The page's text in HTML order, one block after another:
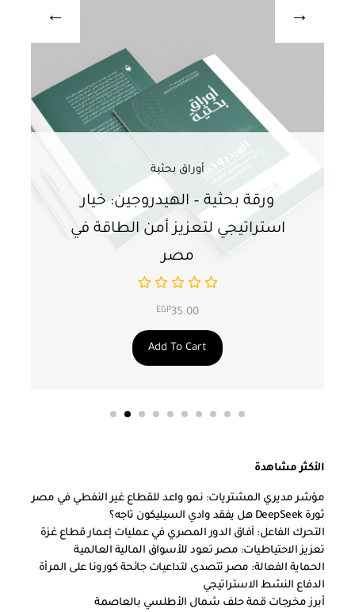
أوراق بحثية
ورقة بحثية – الهيدروجين: خيار
استراتيجي لتعزيز أمن الطاقة في
مصر
EGP35.00
Add To Cart
الأكثر مشاهدة
مؤشر مديري المشتريات: نمو واعد للقطاع غير النفطي في مصر
ثورة DeepSeek هل يفقد وادي السيليكون تاجه؟
التحرك الفاعل: آفاق الدور المصري في عمليات إعمار قطاع غزة
تعزيز الاحتياطيات: مصر تعود للأسواق المالية العالمية
الحماية الفعالة: مصر تتصدى لتداعيات جائحة كورونا على المرأة
الدفاع النشط الاستراتيجي
أبرز مخرجات قمة حلف شمال الأطلسي بالعاصمة